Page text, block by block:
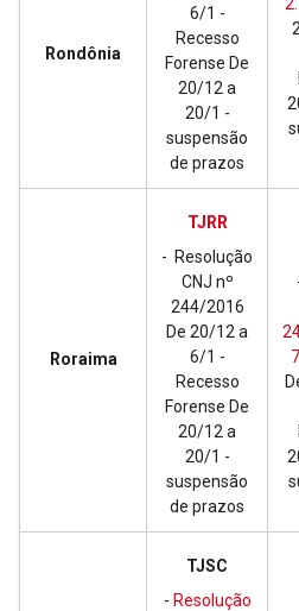
Rondônia
6/1 -
Recesso
Forense De
20/12 a
20/1 -
suspensão
de prazos
Roraima
TJRR
- Resolução
CNJ nº
244/2016
De 20/12 a
6/1 -
Recesso
Forense De
20/12 a
20/1 -
suspensão
de prazos
TJSC
- Resolução